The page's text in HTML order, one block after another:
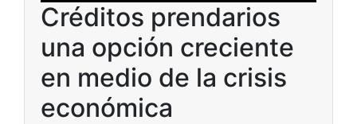
Créditos prendarios
una opción creciente
en medio de la crisis
económica